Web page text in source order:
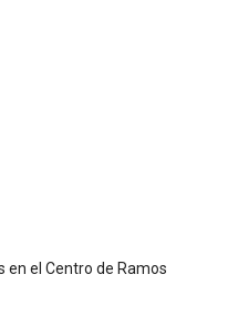
el Centro de Ramos